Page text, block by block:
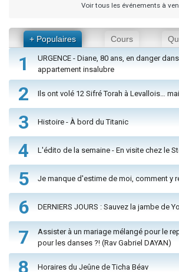
Voir tous les événements à
+ Populaires Cours
1
URGENCE - Diane, 80 ans, en danger
appartement insalubre
2 Ils ont volé 12 Sifré Torah à Levallois…
3 Histoire - À bord du Titanic
4 L'édito de la semaine - En visite chez le
5 Je manque d'estime de moi, comment y
6 DERNIERS JOURS : Sauvez la jambe de
7
Assister à un mariage mélangé pour le
pour les danses ?! (Rav Gabriel DAYAN)
8 Horaires du Jeûne de Ticha Béav